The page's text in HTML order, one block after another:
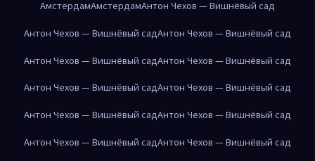
АмстердамАмстердамАнтон Чехов — Вишнёвый сад
Антон Чехов — Вишнёвый садАнтон Чехов — Вишнёвый сад
Антон Чехов — Вишнёвый садАнтон Чехов — Вишнёвый сад
Антон Чехов — Вишнёвый садАнтон Чехов — Вишнёвый сад
Антон Чехов — Вишнёвый садАнтон Чехов — Вишнёвый сад
Антон Чехов — Вишнёвый садАнтон Чехов — Вишнёвый сад